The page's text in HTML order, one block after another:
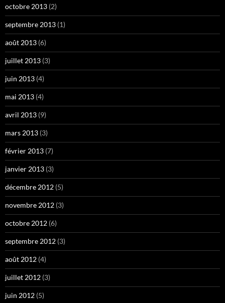
octobre 2013 (2)
septembre 2013 (1)
août 2013 (6)
juillet 2013 (3)
juin 2013 (4)
mai 2013 (4)
avril 2013 (9)
mars 2013 (3)
février 2013 (7)
janvier 2013 (3)
décembre 2012 (5)
novembre 2012 (3)
octobre 2012 (6)
septembre 2012 (3)
août 2012 (4)
juillet 2012 (3)
juin 2012 (5)